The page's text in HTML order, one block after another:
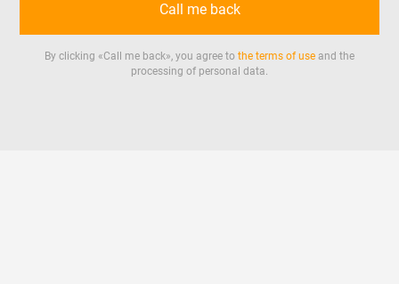
Call me back
By clicking «Call me back», you agree to the terms of use and the
processing of personal data.